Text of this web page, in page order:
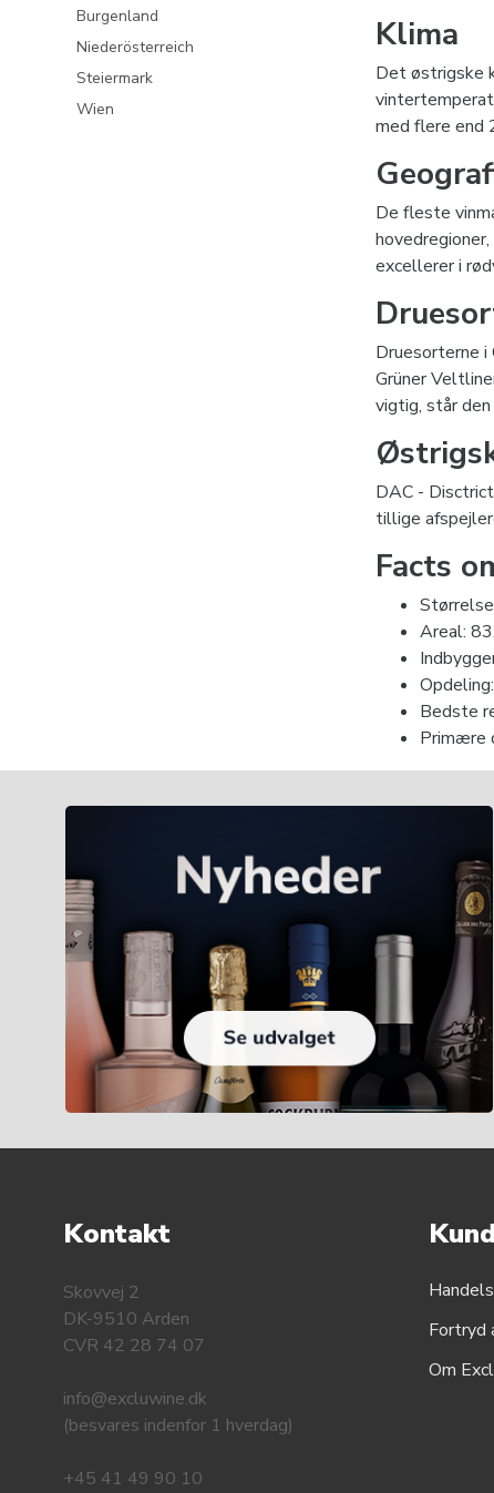
Burgenland
Niederösterreich
Steiermark
Wien
Klima
Det østrigske
med flere end
De fleste
excellerer i
Druesorterne
Grüner
vigtig, står
DAC -
tillige
Facts
Areal:
Bedste
Primære
Kontakt
Skovvej 2
DK-9510 Arden
CVR 42 28 74 07
info@excluwine.dk
(besvares indenfor 1 hverdag)
+45 41 49 90 10
Fortryd
Om